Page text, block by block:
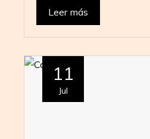
Leer más
11
Jul